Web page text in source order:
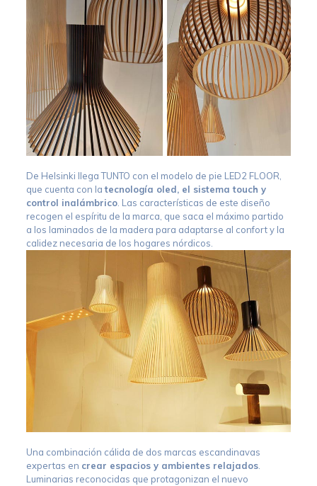
De Helsinki llega TUNTO con el modelo de pie LED2 FLOOR,
que cuenta con latecnología oled, el sistema touch y
control inalámbrico. Las características de este diseño
recogen el espíritu de la marca, que saca el máximo partido
a los laminados de la madera para adaptarse al confort y la
calidez necesaria de los hogares nórdicos.
Una combinación cálida de dos marcas escandinavas
expertas en crear espacios y ambientes relajados.
Luminarias reconocidas que protagonizan el nuevo